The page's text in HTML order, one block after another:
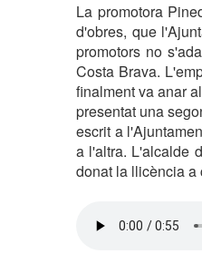
La promotora
d'obres, que
promotors no
Costa Brava.
finalment va anar
presentat una
escrit a
a l'altra. L'alcalde
donat la llicència a